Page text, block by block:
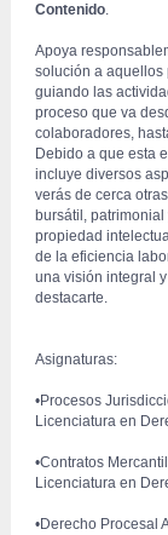
Contenido.
Apoya
solución a aquellos
guiando las
proceso que va
colaboradores,
Debido a que esta
incluye diversos
verás de cerca
bursátil,
propiedad
de la eficiencia
una visión integral
destacarte.
Asignaturas:
•Procesos
Licenciatura en
•Contratos
Licenciatura en
•Derecho Procesal